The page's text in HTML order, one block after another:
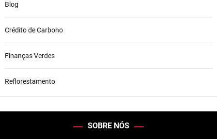
Blog
Crédito de Carbono
Finanças Verdes
Reflorestamento
SOBRE NÓS